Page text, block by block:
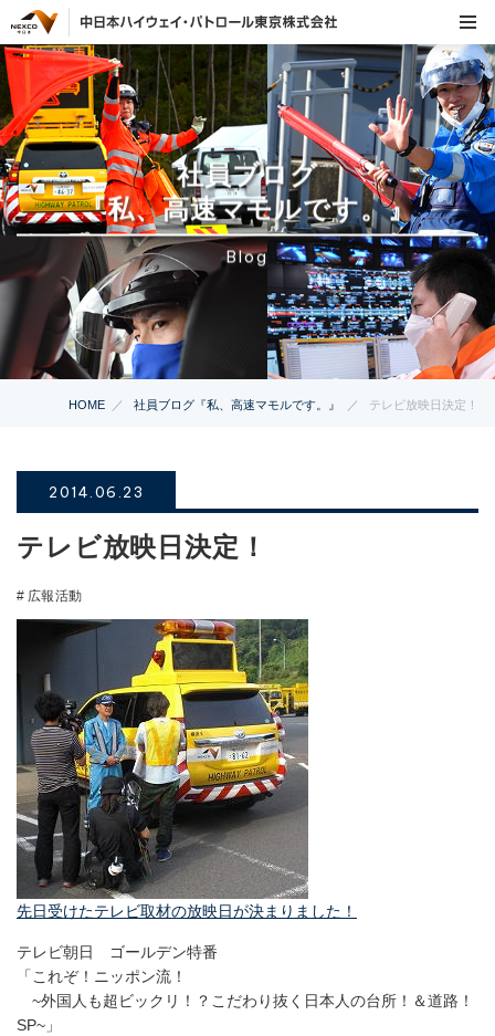
社員ブログ
『私、高速マモルです。』
Blog
HOME 社員ブログ『私、高速マモルです。』 テレビ放映日決定！
2014.06.23
テレビ放映日決定！
# 広報活動
先日受けたテレビ取材の放映日が決まりました！
テレビ朝日 ゴールデン特番
「これぞ！ニッポン流！
~外国人も超ビックリ！？こだわり抜く日本人の台所！＆道路！
SP~」